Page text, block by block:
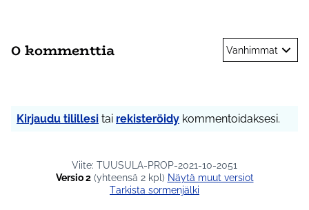
0 kommenttia Vanhimmat
Kirjaudu tilillesi tai rekisteröidy kommentoidaksesi.
Viite: TUUSULA-PROP-2021-10-2051
Versio 2(yhteensä 2 kpl)
näytä muut versiot
Tarkista sormenjälki